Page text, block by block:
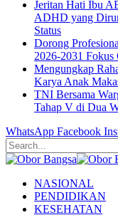
Jeritan Hati Ibu
ADHD yang
Status
Dorong
2026-2031 Fokus
Mengungkap
Karya Anak
TNI Bersama
Tahap V di Dua
WhatsApp Facebook
NASIONAL
PENDIDIKAN
KESEHATAN